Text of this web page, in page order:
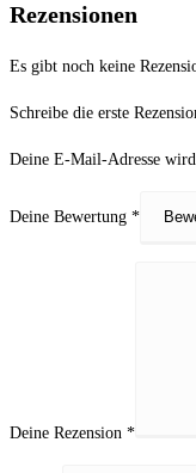
Rezensionen
Es gibt noch keine
Schreibe die erste
Deine E-Mail-Adresse
Deine Bewertung *
Deine Rezension *